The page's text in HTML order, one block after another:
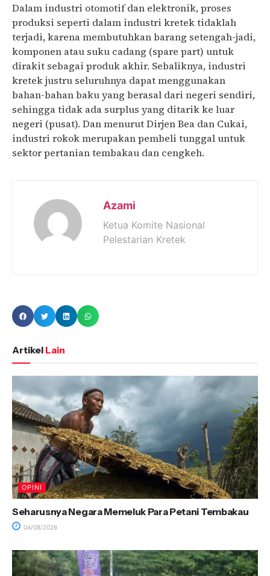
Dalam industri otomotif dan elektronik, proses
produksi seperti dalam industri kretek tidaklah
terjadi, karena membutuhkan barang setengah-jadi,
komponen atau suku cadang (spare part) untuk
dirakit sebagai produk akhir. Sebaliknya, industri
kretek justru seluruhnya dapat menggunakan
bahan-bahan baku yang berasal dari negeri sendiri,
sehingga tidak ada surplus yang ditarik ke luar
negeri (pusat). Dan menurut Dirjen Bea dan Cukai,
industri rokok merupakan pembeli tunggal untuk
sektor pertanian tembakau dan cengkeh.
Azami
Ketua Komite Nasional
Pelestarian Kretek
Artikel Lain
OPINI
Seharusnya Negara Memeluk Para Petani Tembakau
04/08/2026